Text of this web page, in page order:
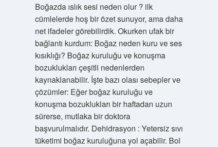
Boğazda ıslık sesi neden olur ? ilk
cümlelerde hoş bir özet sunuyor, ama daha
net ifadeler görebilirdik. Okurken ufak bir
bağlantı kurdum: Boğaz neden kuru ve ses
kısıklığı? Boğaz kuruluğu ve konuşma
bozuklukları çeşitli nedenlerden
kaynaklanabilir. İşte bazı olası sebepler ve
çözümler: Eğer boğaz kuruluğu ve
konuşma bozuklukları bir haftadan uzun
sürerse, mutlaka bir doktora
başvurulmalıdır. Dehidrasyon : Yetersiz sıvı
tüketimi boğaz kuruluğuna yol açabilir. Bol